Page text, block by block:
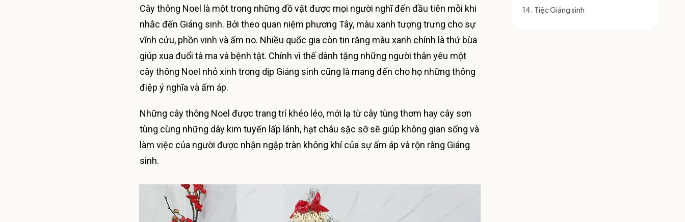
Cây thông Noel là một trong những đồ vật được mọi người nghĩ đến đầu tiên mỗi khi
nhắc đến Giáng sinh. Bởi theo quan niệm phương Tây, màu xanh tượng trưng cho sự
vĩnh cửu, phồn vinh và ấm no. Nhiều quốc gia còn tin rằng màu xanh chính là thứ bùa
giúp xua đuổi tà ma và bệnh tật. Chính vì thế dành tặng những người thân yêu một
cây thông Noel nhỏ xinh trong dịp Giáng sinh cũng là mang đến cho họ những thông
điệp ý nghĩa và ấm áp.
Những cây thông Noel được trang trí khéo léo, mới lạ từ cây tùng thơm hay cây sơn
tùng cùng những dây kim tuyến lấp lánh, hạt châu sặc sỡ sẽ giúp không gian sống và
làm việc của người được nhận ngập tràn không khí của sự ấm áp và rộn ràng Giáng
sinh.
14. Tiệc Giáng sinh